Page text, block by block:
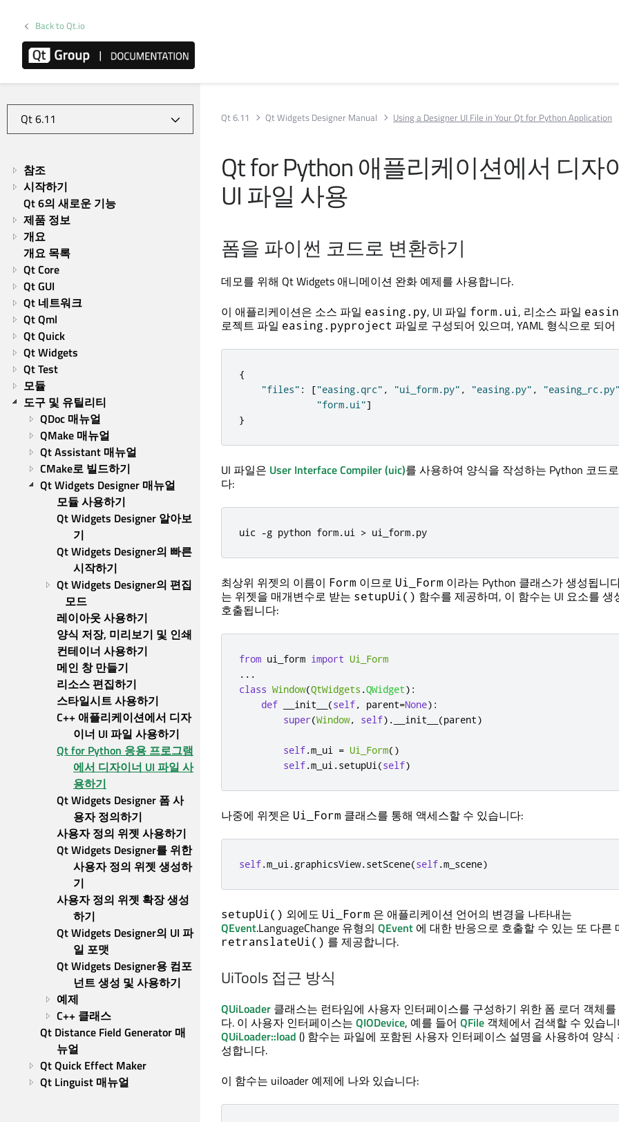
Back to Qt.io
참조
시작하기
Qt 6의 새로운 기능
제품 정보
개요
개요 목록
Qt Core
Qt GUI
Qt 네트워크
Qt Qml
Qt Quick
Qt Widgets
Qt Test
모듈
도구 및 유틸리티
QDoc 매뉴얼
QMake 매뉴얼
Qt Assistant 매뉴얼
CMake로 빌드하기
Qt Widgets Designer 매뉴얼
모듈 사용하기
Qt Widgets Designer 알아보
기
Qt Widgets Designer의 빠른
시작하기
Qt Widgets Designer의 편집
모드
레이아웃 사용하기
양식 저장, 미리보기 및 인쇄
컨테이너 사용하기
메인 창 만들기
리소스 편집하기
스타일시트 사용하기
C++ 애플리케이션에서 디자
이너 UI 파일 사용하기
Qt for Python 응용 프로그램
에서 디자이너 UI 파일 사
용하기
Qt Widgets Designer 폼 사
용자 정의하기
사용자 정의 위젯 사용하기
Qt Widgets Designer를 위한
사용자 정의 위젯 생성하
기
사용자 정의 위젯 확장 생성
하기
Qt Widgets Designer의 UI 파
일 포맷
Qt Widgets Designer용 컴포
넌트 생성 및 사용하기
예제
C++ 클래스
Qt Distance Field Generator 매
뉴얼
Qt Quick Effect Maker
Qt Linguist 매뉴얼
Qt 6.11 Qt Widgets Designer Manual Using a Designer UI File in Your Qt for Python Application
Qt for Python애플리케이션에서 디자
UI 파일 사용
폼을 파이썬 코드로 변환하기
데모를 위해 Qt Widgets 애니메이션 완화 예제를 사용합니다.
이 애플리케이션은 소스 파일 easing.py, UI 파일 form.ui, 리소스 파일
로젝트 파일 easing.pyproject 파일로 구성되어 있으며, YAML 형식으로 되
{
"files" : ["easing.qrc" , "ui_form.py" , "easing.py" ,
"form.ui"]
}
UI 파일은 User Interface Compiler(uic)를 사용하여 양식을 작성하는 Python 코드
다:
uic -g python form.ui > ui_form.py
최상위 위젯의 이름이 Form 이므로 Ui_Form 이라는 Python 클래스가 생성됩니
는 위젯을 매개변수로 받는 setupUi() 함수를 제공하며, 이 함수는 UI 요소를 생
호출됩니다:
from ui_form import Ui_Form
. . .
class Window(QtWidgets .QWidget):
def __init__ (self, parent=None):
super(Window, self) . __init__ (parent)
self.m_ui = Ui_Form()
self.m_ui.setupUi(self)
나중에 위젯은 Ui_Form 클래스를 통해 액세스할 수 있습니다:
self.m_ui.graphicsView.setScene(self.m_scene)
setupUi() 외에도 Ui_Form 은 애플리케이션 언어의 변경을 나타내는
QEvent.LanguageChange 유형의 QEvent 에 대한 반응으로 호출할 수 있는 또 다른
retranslateUi() 를 제공합니다.
UiTools 접근 방식
QUiLoader 클래스는 런타임에 사용자 인터페이스를 구성하기 위한 폼 로더 객체
다. 이 사용자 인터페이스는 QIODevice, 예를 들어 QFile 객체에서 검색할 수 있습
QUiLoader::load () 함수는 파일에 포함된 사용자 인터페이스 설명을 사용하여 양식
성합니다.
이 함수는 uiloader 예제에 나와 있습니다: